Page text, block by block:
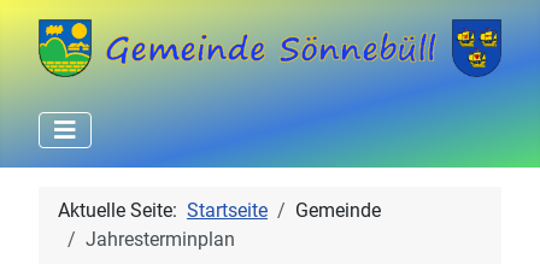
Aktuelle Seite: Startseite
Gemeinde
Jahresterminplan